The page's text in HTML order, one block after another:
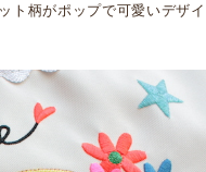
ト柄がポップで可愛いデザ